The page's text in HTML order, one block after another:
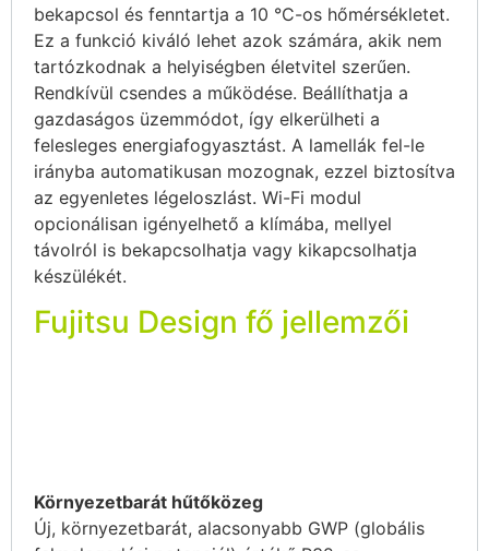
bekapcsol és fenntartja a 10 °C-os hőmérsékletet.
Ez a funkció kiváló lehet azok számára, akik nem
tartózkodnak a helyiségben életvitel szerűen.
Rendkívül csendes a működése. Beállíthatja a
gazdaságos üzemmódot, így elkerülheti a
felesleges energiafogyasztást. A lamellák fel-le
irányba automatikusan mozognak, ezzel biztosítva
az egyenletes légeloszlást. Wi-Fi modul
opcionálisan igényelhető a klímába, mellyel
távolról is bekapcsolhatja vagy kikapcsolhatja
készülékét.
Fujitsu Design fő jellemzői
Környezetbarát hűtőközeg
Új, környezetbarát, alacsonyabb GWP (globális